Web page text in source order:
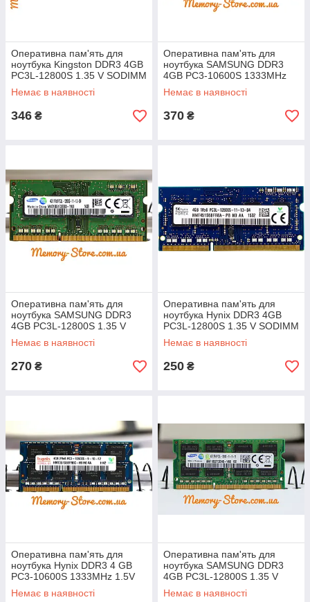
Оперативна пам'ять для
ноутбука Kingston DDR3 4GB
PC3L-12800S 1.35 V SODIMM
(б/у)
Немає в наявності
346 ₴
Оперативна пам'ять для
ноутбука SAMSUNG DDR3
4GB PC3-10600S 1333MHz
1.5 V SODIMM (б/у)
Немає в наявності
370 ₴
Оперативна пам'ять для
ноутбука SAMSUNG DDR3
4GB PC3L-12800S 1.35 V
SODIMM (б/у)
Немає в наявності
270 ₴
Оперативна пам'ять для
ноутбука Hynix DDR3 4GB
PC3L-12800S 1.35 V SODIMM
(б/у)
Немає в наявності
250 ₴
Оперативна пам'ять для
ноутбука Hynix DDR3 4 GB
PC3-10600S 1333MHz 1.5V
SODIMM (б/у)
Немає в наявності
Оперативна пам'ять для
ноутбука SAMSUNG DDR3
4GB PC3L-12800S 1.35 V
SODIMM (б/у)
Немає в наявності